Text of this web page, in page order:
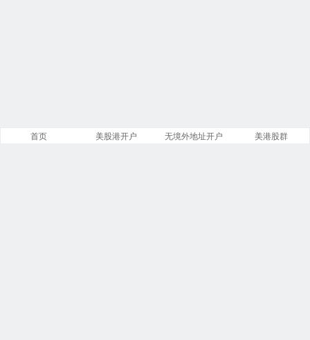
首页 美股港开户 无境外地址开户 美港股群